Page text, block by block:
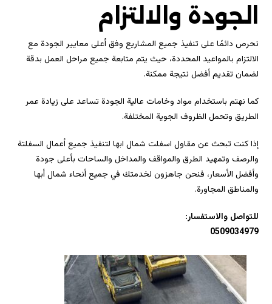
الجودة والالتزام
نحرص دائمًا على تنفيذ جميع المشاريع وفق أعلى معايير الجودة مع
الالتزام بالمواعيد المحددة، حيث يتم متابعة جميع مراحل العمل بدقة
لضمان تقديم أفضل نتيجة ممكنة.
كما نهتم باستخدام مواد وخامات عالية الجودة تساعد على زيادة عمر
الطريق وتحمل الظروف الجوية المختلفة.
إذا كنت تبحث عن مقاول اسفلت شمال ابها لتنفيذ جميع أعمال السفلتة
والرصف وتمهيد الطرق والمواقف والمداخل والساحات بأعلى جودة
وأفضل الأسعار، فنحن جاهزون لخدمتك في جميع أنحاء شمال أبها
والمناطق المجاورة.
للتواصل والاستفسار:
0509034979